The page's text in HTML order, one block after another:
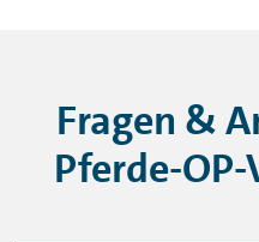
Fragen &
Pferde-